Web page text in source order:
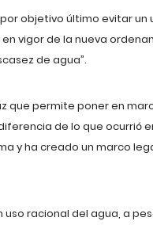
objetivo último evitar un
vigor de la nueva
de agua”.
que permite poner en
de lo que ocurrió
y ha creado un marco
racional del agua, a